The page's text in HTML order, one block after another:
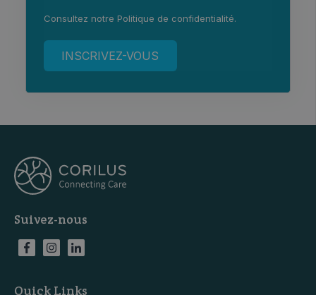
Consultez notre Politique de confidentialité.
Suivez-nous
Quick Links